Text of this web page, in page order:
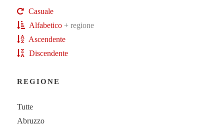
Casuale
Alfabetico + regione
Ascendente
Discendente
REGIONE
Tutte
Abruzzo